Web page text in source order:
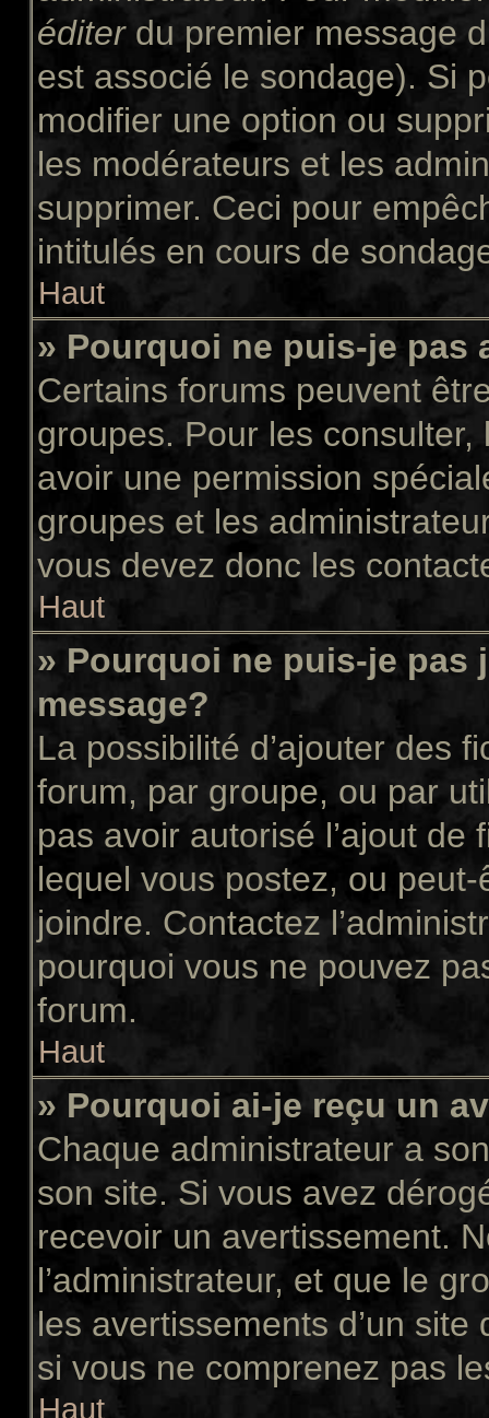
éditerdu premier message
est associé le sondage). Si
modifier une option ou
les modérateurs et les
supprimer. Ceci pour
intitulés en cours de
Haut
» Pourquoi ne puis-je pas
Certains forums peuvent
groupes. Pour les
avoir une permission
groupes et les
vous devez donc les
Haut
» Pourquoi ne puis-je pas
message?
La possibilité d’ajouter des
forum, par groupe, ou par
pas avoir autorisé l’ajout
lequel vous postez, ou
joindre. Contactez
pourquoi vous ne pouvez
forum.
Haut
» Pourquoi ai-je reçu un
Chaque administrateur a
son site. Si vous avez
recevoir un avertissement.
l’administrateur, et que le
les avertissements d’un
si vous ne comprenez pas
Haut